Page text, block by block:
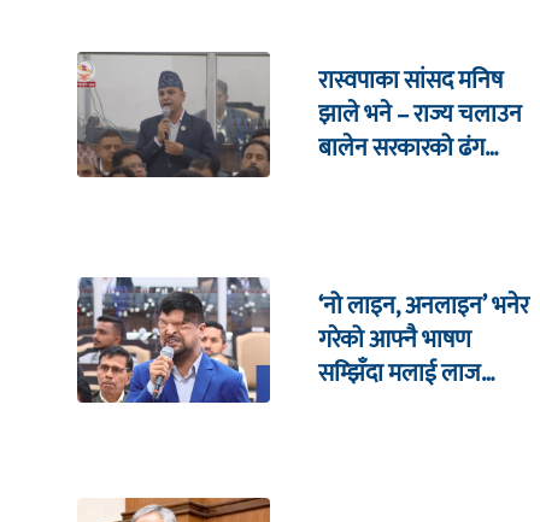
रास्वपाका सांसद मनिष
झाले भने – राज्य चलाउन
बालेन सरकारको ढंग
‘नो लाइन, अनलाइन’ भनेर
गरेको आफ्नै भाषण
सम्झिँदा मलाई लाज